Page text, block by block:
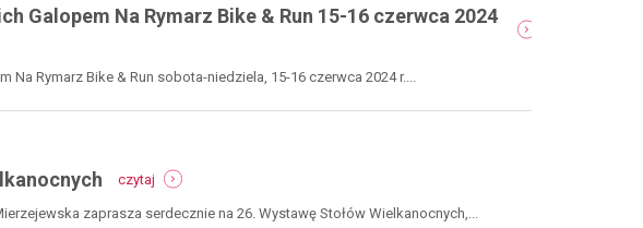
strefy
mtb
2024
Galopem Na Rymarz Bike & Run 15-16 czerwca 2024
Na Rymarz Bike & Run sobota-niedziela, 15-16 czerwca 2024 r....
czytaj
26.
wystawa
zaprasza serdecznie na 26. Wystawę Stołów Wielkanocnych,...